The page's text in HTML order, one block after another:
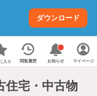
ダウンロード
入り 閲覧履歴 お知らせ マイページ
住宅・中古物